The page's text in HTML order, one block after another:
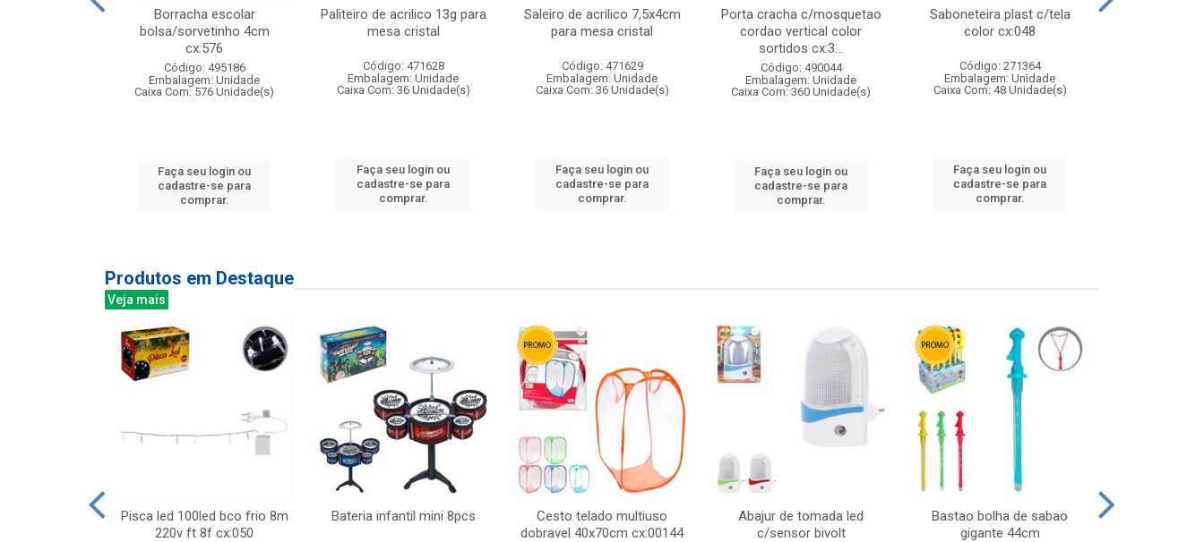
Borracha escolar
bolsa/sorvetinho 4cm
cx:576
Código: 495186
Embalagem: Unidade
Caixa Com: 576 Unidade(s)
Faça seu login ou
cadastre-se para
comprar.
Paliteiro de acrilico 13g para
mesa cristal
Código: 471628
Embalagem: Unidade
Caixa Com: 36 Unidade(s)
Faça seu login ou
cadastre-se para
comprar.
Saleiro de acrilico 7,5x4cm
para mesa cristal
Código: 471629
Embalagem: Unidade
Caixa Com: 36 Unidade(s)
Faça seu login ou
cadastre-se para
comprar.
Porta cracha c/mosquetao
cordao vertical color
sortidos cx:3...
Código: 490044
Embalagem: Unidade
Caixa Com: 360 Unidade(s)
Faça seu login ou
cadastre-se para
comprar.
Saboneteira plast c/tela
color cx:048
Código: 271364
Embalagem: Unidade
Caixa Com: 48 Unidade(s)
Faça seu login ou
cadastre-se para
comprar.
Produtos em Destaque
Veja mais
Pisca led 100led bco frio 8m
220v ft 8f cx:050
Bateria infantil mini 8pcs
Cesto telado multiuso
dobravel 40x70cm cx:00144
Abajur de tomada led
c/sensor bivolt
Bastao bolha de sabao
gigante 44cm